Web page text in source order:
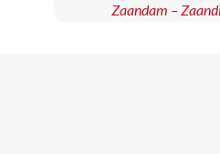
Zaandam –